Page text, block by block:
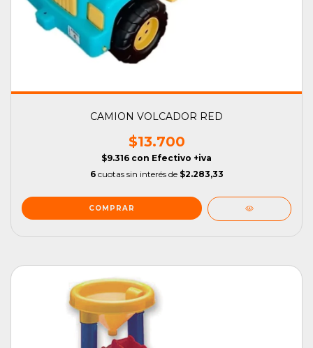
CAMION VOLCADOR RED
$13.700
$9.316 con Efectivo +iva
6 cuotas sin interés de $2.283,33